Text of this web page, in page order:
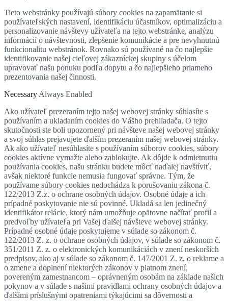
Tieto webstránky používajú súbory cookies na zapamätanie si
používateľských nastavení, identifikáciu účastníkov, optimalizáciu a
personalizovanie návštevy užívateľa na tejto webstránke, analýzu
informácií o návštevnosti, zlepšenie komunikácie a pre nevyhnutnú
funkcionalitu webstránok. Rovnako sú používané na čo najlepšie
identifikovanie našej cieľovej zákazníckej skupiny s účelom
upravovať našu ponuku podľa dopytu a čo najlepšieho priameho
prezentovania našej činnosti.
Necessary Always Enabled
Ako užívateľ prezeraním tejto našej webovej stránky súhlasíte s
používaním a ukladaním cookies do Vášho prehliadača. O tejto
skutočnosti ste boli upozornený pri návšteve našej webovej stránky
a svoj súhlas prejavujete ďalším prezeraním našej webovej stránky.
Ak ako užívateľ nesúhlasíte s používaním súborov cookies, súbory
cookies aktívne vymažte alebo zablokujte. Ak dôjde k odmietnutiu
používania cookies, našu stránku budete môcť naďalej navštíviť,
avšak niektoré funkcie nemusia fungovať správne. Tým, že
používame súbory cookies nedochádza k porušovaniu zákona č.
122/2013 Z.z. o ochrane osobných údajov. Osobné údaje a ich
prípadné poskytovanie nie sú povinné. Ukladá sa len jedinečný
identifikátor relácie, ktorý nám umožňuje opätovne načítať profil a
predvoľby užívateľa pri Vašej ďalšej návšteve webovej stránky.
Prípadné osobné údaje poskytujeme v súlade so zákonom č.
122/2013 Z. z. o ochrane osobných údajov, v súlade so zákonom č.
351/2011 Z. z. o elektronických komunikáciách v znení neskorších
predpisov, ako aj v súlade so zákonom č. 147/2001 Z. z. o reklame a
o zmene a doplnení niektorých zákonov v platnom znení,
povereným zamestnancom – oprávneným osobám na základe našich
pokynov a v súlade s našimi pravidlami ochrany osobných údajov a
ďalšími príslušnými opatreniami týkajúcimi sa dôvernosti a